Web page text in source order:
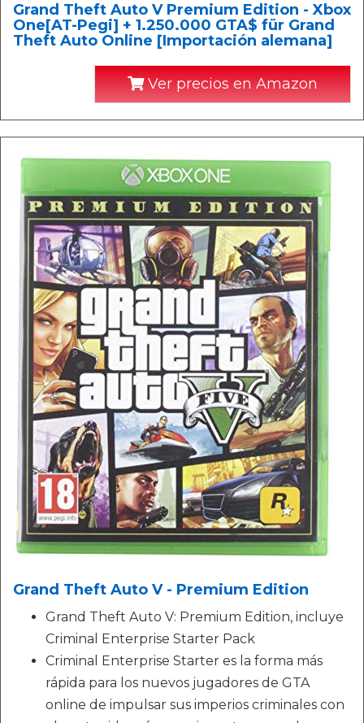
Grand Theft Auto V Premium Edition - Xbox
One[AT-Pegi] + 1.250.000 GTA$ für Grand
Theft Auto Online [Importación alemana]
Ver precios en Amazon
Grand Theft Auto V - Premium Edition
Grand Theft Auto V: Premium Edition, incluye
Criminal Enterprise Starter Pack
Criminal Enterprise Starter es la forma más
rápida para los nuevos jugadores de GTA
online de impulsar sus imperios criminales con